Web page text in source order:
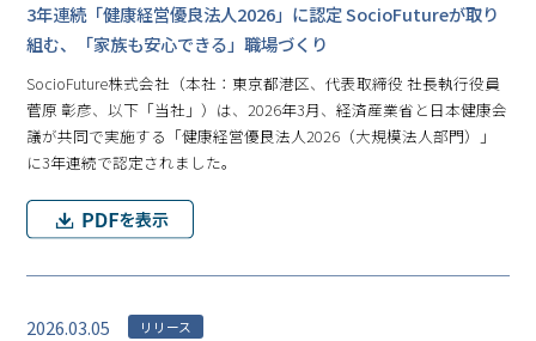
3年連続「健康経営優良法人2026」に認定 SocioFutureが取り
組む、「家族も安心できる」職場づくり
SocioFuture株式会社（本社：東京都港区、代表取締役 社長執行役員
菅原 彰彦、以下「当社」）は、2026年3月、経済産業省と日本健康会
議が共同で実施する「健康経営優良法人2026（大規模法人部門）」
に3年連続で認定されました。
2026.03.05 リリース